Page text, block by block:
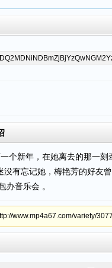
个新年，在她离去的那一
有忘记她，梅艳芳的好友
办音乐会 。
www.mp4a67.com/variety/